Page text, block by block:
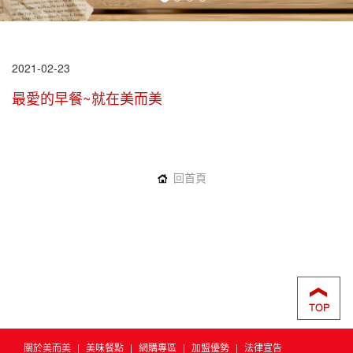
2021-02-23
最愛的早餐~就在美而美
回首頁
關於美而美 | 美味餐點 | 網購專區 | 加盟優勢 | 法律宣告